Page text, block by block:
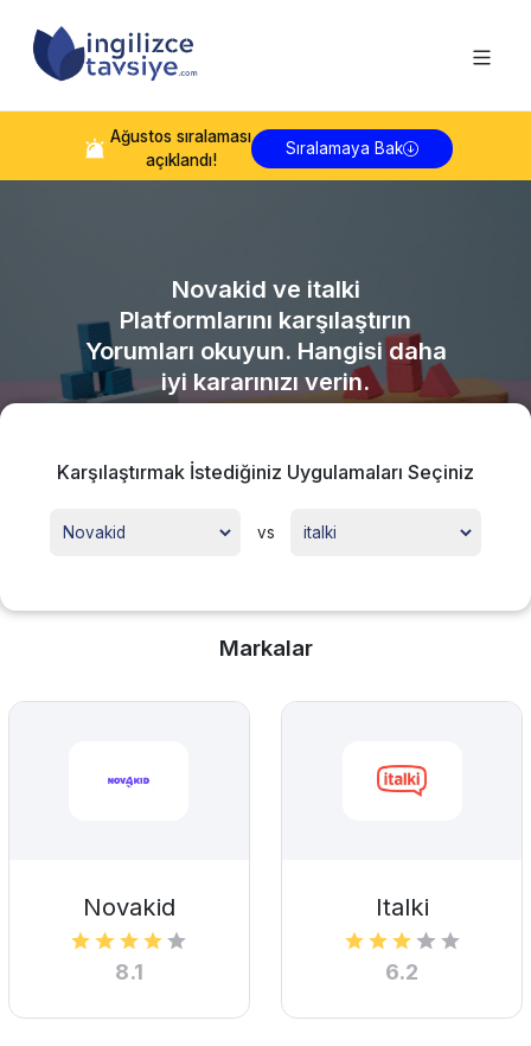
Ağustos sıralaması
açıklandı!
Sıralamaya Bak
Novakid ve italki
Platformlarını karşılaştırın
Yorumları okuyun. Hangisi daha
iyi kararınızı verin.
Karşılaştırmak İstediğiniz Uygulamaları Seçiniz
vs
Markalar
Novakid
8.1
Italki
6.2